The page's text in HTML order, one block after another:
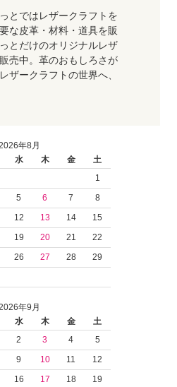
とではレザークラフトを
な皮革・材料・道具を販
とだけのオリジナルレザ
売中。革のおもしろさが
ザークラフトの世界へ、
年8月
水 木 金
土
1
5 6 7
8
12 13 14
15
19 20 21
22
26 27 28
29
年9月
水 木 金
土
2 3 4
5
9 10 11
12
16 17 18
19